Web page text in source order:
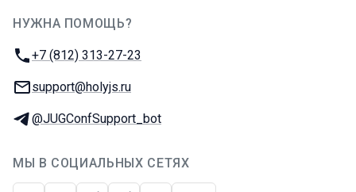
НУЖНА ПОМОЩЬ?
Телефон:
+7 (812) 313-27-23
E-mail:
support@holyjs.ru
Телеграм:
@JUGConfSupport_bot
МЫ В СОЦИАЛЬНЫХ СЕТЯХ